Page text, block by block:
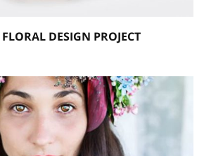
DESIGN PROJECT